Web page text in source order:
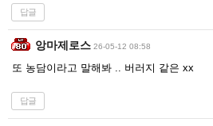
답글
앙마제로스 26-05-12 08:58
또 농담이라고 말해봐 .. 버러지 같은 xx
답글